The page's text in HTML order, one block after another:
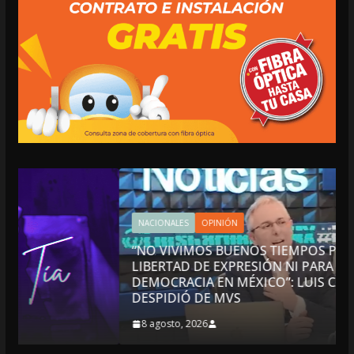
NACIONALES OPINIÓN
“NO VIVIMOS BUENOS TIEMPOS PARA LA
LIBERTAD DE EXPRESIÓN NI PARA LA
DEMOCRACIA EN MÉXICO”: LUIS CÁRDENAS; SE
DESPIDIÓ DE MVS
8 agosto, 2026